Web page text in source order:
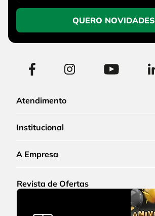
QUERO NOVIDADES
Atendimento
Institucional
A Empresa
Revista de Ofertas